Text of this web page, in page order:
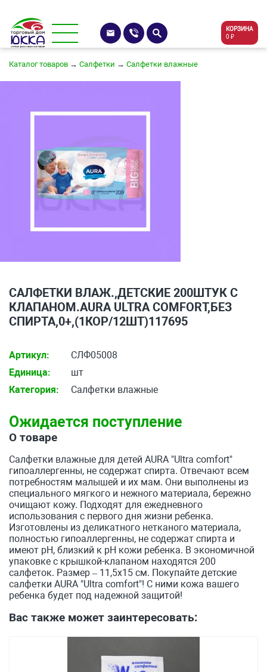
КОРЗИНА
0 ₽
Каталог товаров → Салфетки → Салфетки влажные
САЛФЕТКИ ВЛАЖ.,ДЕТСКИЕ 200ШТУК С
КЛАПАНОМ.AURA ULTRA COMFORT,БЕЗ
СПИРТА,0+,(1КОР/12ШТ)117695
Артикул:
СЛФ05008
Единица:
шт
Категория:
Салфетки влажные
Ожидается поступление
О товаре
Салфетки влажные для детей AURA "Ultra comfort"
гипоаллергенны, не содержат спирта. Отвечают всем
потребностям малышей и их мам. Они выполнены из
специального мягкого и нежного материала, бережно
очищают кожу. Подходят для ежедневного
использования с первого дня жизни ребенка.
Изготовлены из деликатного нетканого материала,
полностью гипoаллергенны, не содержат спирта и
имеют pH, близкий к pH кожи ребенка. В экономичной
упаковке с крышкой-клапаном находятся 200
салфеток. Размер – 11,5х15 см. Покупайте детские
салфетки AURA "Ultra comfort"! С ними кожа вашего
ребенка будет под надежной защитой!
Вас также может заинтересовать: